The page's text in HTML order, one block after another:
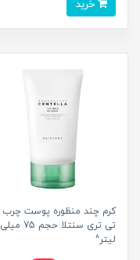
کرم چند منظوره پوست چرب
تی تری سنتلا حجم 75 میلی
لیتر^